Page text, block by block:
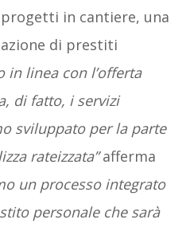
in cantiere, una
di prestiti
in linea con l’offerta
di fatto, i servizi
sviluppato per la parte
rateizzata”afferma
un processo integrato
personale che sarà